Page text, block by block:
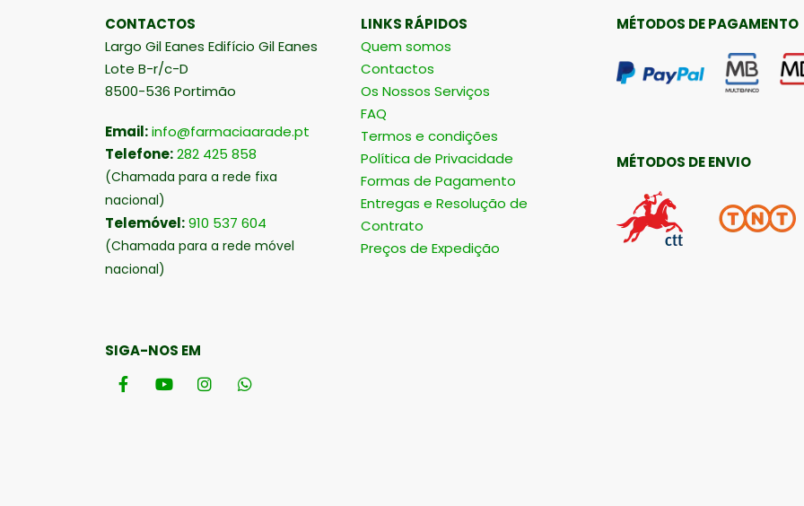
CONTACTOS
Largo Gil Eanes Edifício Gil Eanes
Lote B-r/c-D
8500-536 Portimão
Email:info@farmaciaarade.pt
Telefone:282 425 858
(Chamada para a rede fixa
nacional)
Telemóvel:910 537 604
(Chamada para a rede móvel
nacional)
SIGA-NOS EM
LINKS RÁPIDOS
Quem somos
Contactos
Os Nossos Serviços
FAQ
Termos e condições
Política de Privacidade
Formas de Pagamento
Entregas e Resolução de
Contrato
Preços de Expedição
MÉTODOS DE PAGAMENTO
MÉTODOS DE ENVIO